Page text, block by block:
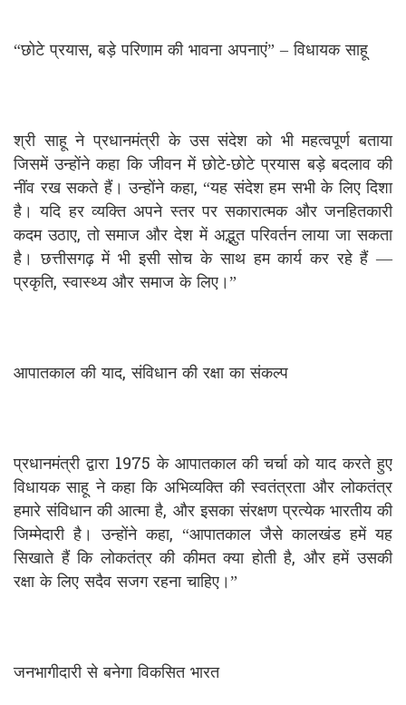
“छोटे प्रयास, बड़े परिणाम की भावना अपनाएं” – विधायक साहू
श्री साहू ने प्रधानमंत्री के उस संदेश को भी महत्वपूर्ण बताया
जिसमें उन्होंने कहा कि जीवन में छोटे-छोटे प्रयास बड़े बदलाव की
नींव रख सकते हैं। उन्होंने कहा, “यह संदेश हम सभी के लिए दिशा
है। यदि हर व्यक्ति अपने स्तर पर सकारात्मक और जनहितकारी
कदम उठाए, तो समाज और देश में अद्भुत परिवर्तन लाया जा सकता
है। छत्तीसगढ़ में भी इसी सोच के साथ हम कार्य कर रहे हैं —
प्रकृति, स्वास्थ्य और समाज के लिए।”
आपातकाल की याद, संविधान की रक्षा का संकल्प
प्रधानमंत्री द्वारा 1975 के आपातकाल की चर्चा को याद करते हुए
विधायक साहू ने कहा कि अभिव्यक्ति की स्वतंत्रता और लोकतंत्र
हमारे संविधान की आत्मा है, और इसका संरक्षण प्रत्येक भारतीय की
जिम्मेदारी है। उन्होंने कहा, “आपातकाल जैसे कालखंड हमें यह
सिखाते हैं कि लोकतंत्र की कीमत क्या होती है, और हमें उसकी
रक्षा के लिए सदैव सजग रहना चाहिए।”
जनभागीदारी से बनेगा विकसित भारत